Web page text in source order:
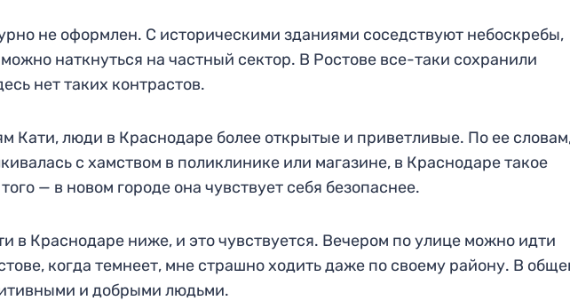
не оформлен. С историческими зданиями соседствуют небоскребы,
наткнуться на частный сектор. В Ростове все-таки сохранили
нет таких контрастов.
Кати, люди в Краснодаре более открытые и приветливые. По ее
с хамством в поликлинике или магазине, в Краснодаре такое
— в новом городе она чувствует себя безопаснее.
в Краснодаре ниже, и это чувствуется. Вечером по улице можно идти
когда темнеет, мне страшно ходить даже по своему району. В
и добрыми людьми.